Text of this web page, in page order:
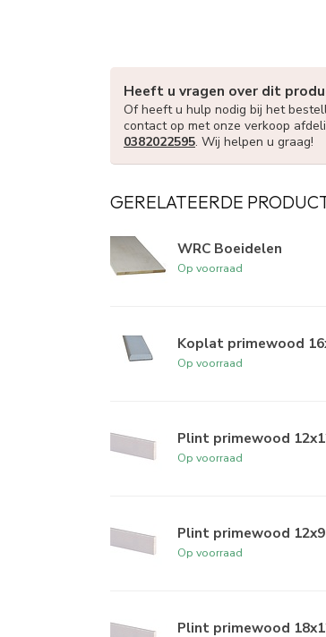
Heeft u vragen over dit
Of heeft u hulp nodig bij het
contact op met onze verkoop
0382022595. Wij helpen u graag!
GERELATEERDE
WRC Boeidelen
Op voorraad
Koplat primewood
Op voorraad
Plint primewood
Op voorraad
Plint primewood
Op voorraad
Plint primewood